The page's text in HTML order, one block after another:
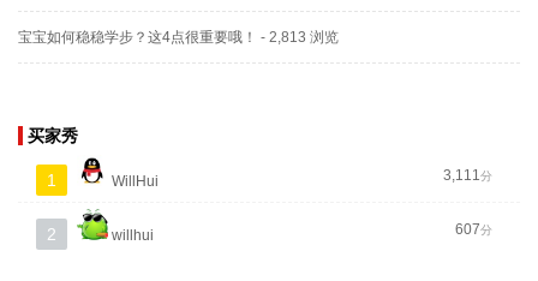
宝宝如何稳稳学步？这4点很重要哦！ - 2,813 浏览
买家秀
1 WillHui 3,111分
2 willhui 607分